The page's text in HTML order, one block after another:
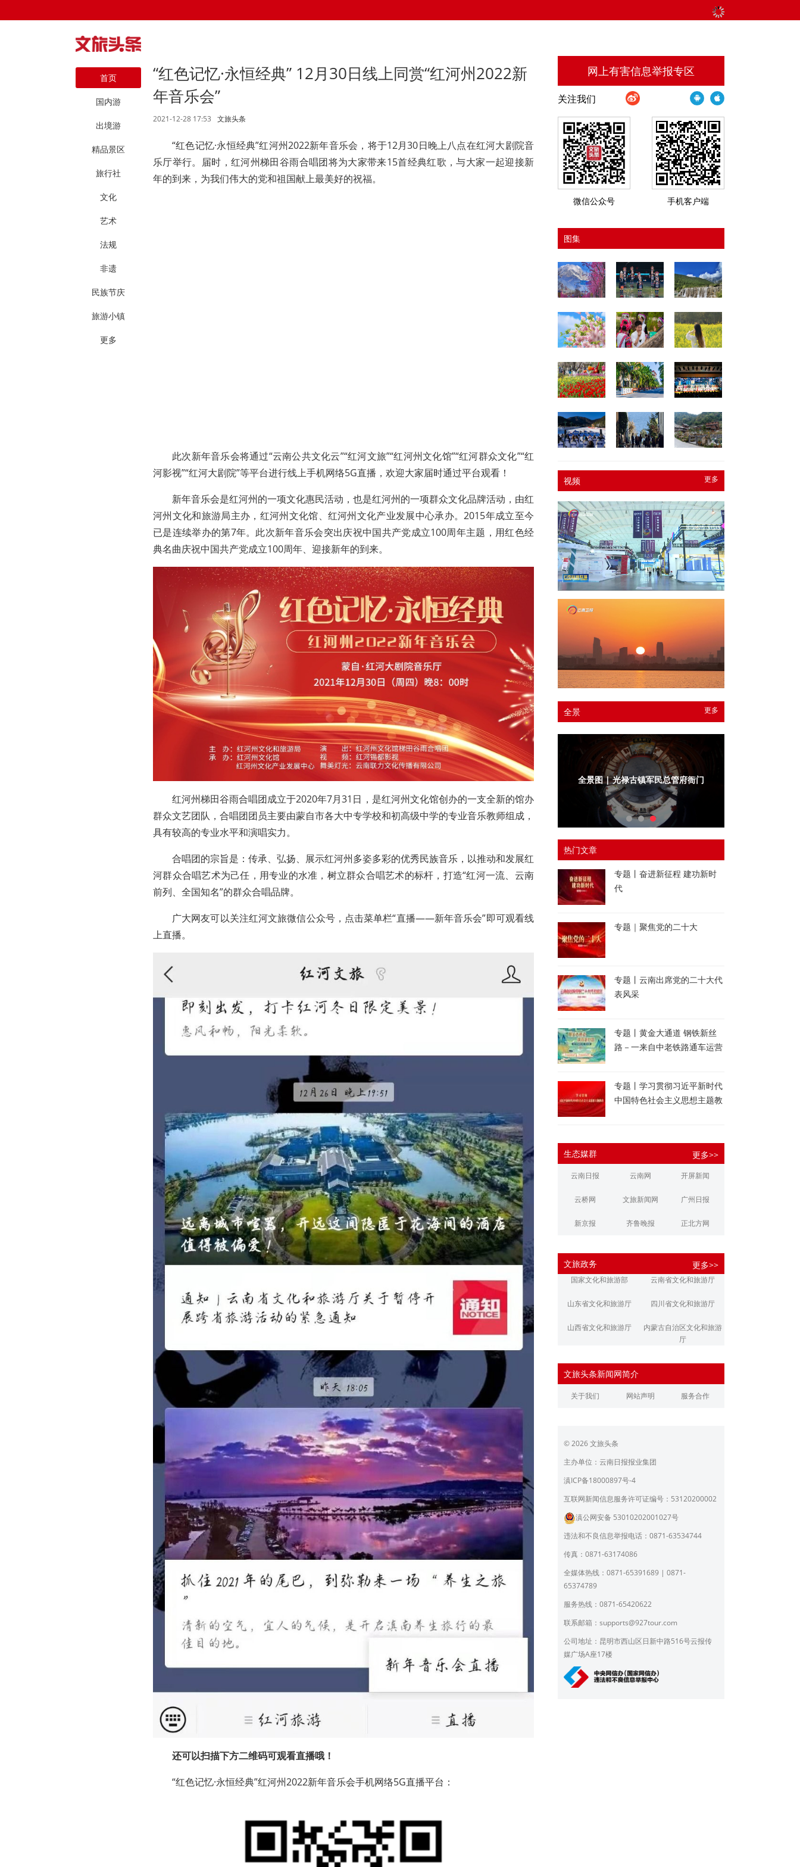
首页
国内游
出境游
精品景区
旅行社
文化
艺术
法规
非遗
民族节庆
旅游小镇
更多
“红色记忆·永恒经典” 12月30日线上同赏“红河州2022新
年音乐会”
2021-12-28 17:53 文旅头条
“红色记忆·永恒经典”红河州2022新年音乐会，将于12月30日晚上八点在红河大剧院音
乐厅举行。届时，红河州梯田谷雨合唱团将为大家带来15首经典红歌，与大家一起迎接新
年的到来，为我们伟大的党和祖国献上最美好的祝福。
此次新年音乐会将通过“云南公共文化云”“红河文旅”“红河州文化馆”“红河群众文化”“红
河影视”“红河大剧院”等平台进行线上手机网络5G直播，欢迎大家届时通过平台观看！
新年音乐会是红河州的一项文化惠民活动，也是红河州的一项群众文化品牌活动，由红
河州文化和旅游局主办，红河州文化馆、红河州文化产业发展中心承办。2015年成立至今
已是连续举办的第7年。此次新年音乐会突出庆祝中国共产党成立100周年主题，用红色经
典名曲庆祝中国共产党成立100周年、迎接新年的到来。
红河州梯田谷雨合唱团成立于2020年7月31日，是红河州文化馆创办的一支全新的馆办
群众文艺团队，合唱团团员主要由蒙自市各大中专学校和初高级中学的专业音乐教师组成，
具有较高的专业水平和演唱实力。
合唱团的宗旨是：传承、弘扬、展示红河州多姿多彩的优秀民族音乐，以推动和发展红
河群众合唱艺术为己任，用专业的水准，树立群众合唱艺术的标杆，打造“红河一流、云南
前列、全国知名”的群众合唱品牌。
广大网友可以关注红河文旅微信公众号，点击菜单栏“直播——新年音乐会”即可观看线
上直播。
还可以扫描下方二维码可观看直播哦！
“红色记忆·永恒经典”红河州2022新年音乐会手机网络5G直播平台：
网上有害信息举报专区
关注我们
微信公众号 手机客户端
图集
更多
视频
更多
全景
全景图 | 光禄古镇军民总管府
热门文章
专题丨奋进新征程 建功新时
代
专题｜聚焦党的二十大
专题丨云南出席党的二十大代
表风采
专题丨黄金大通道 钢铁新丝
路－一来自中老铁路通车运营
专题丨学习贯彻习近平新时代
中国特色社会主义思想主题教
生态媒群 更多>>
云南日报 云南网 开屏新闻
云桥网 文旅新闻网 广州日报
新京报 齐鲁晚报 正北方网
江南都市报 潇湘晨报
文旅政务 更多>>
国家文化和旅游部 云南省文化和旅游厅
山东省文化和旅游厅 四川省文化和旅游厅
山西省文化和旅游厅
内蒙古自治区文化和旅游
厅
浙江省文化和旅游厅
江西省文化和旅游厅 河南省文化和旅游厅
广东省文化和旅游厅
育厅
陕西省文化和旅游厅 甘肃省文化和旅游厅
青海省文化和旅游厅
宁夏回族自治区文化和旅
北京市文旅局
上海市文化和旅游局
员会
文旅头条新闻网简介
关于我们 网站声明 服务合作
© 2026 文旅头条
主办单位：云南日报报业集团
滇ICP备18000897号-4
互联网新闻信息服务许可证编号：53120200002
滇公网安备 53010202001027号
违法和不良信息举报电话：0871-63534744
传真：0871-63174086
全媒体热线：0871-65391689 | 0871-
65374789
服务热线：0871-65420622
联系邮箱： supports@927tour.com
公司地址：昆明市西山区日新中路516号云报传
媒广场A座17楼